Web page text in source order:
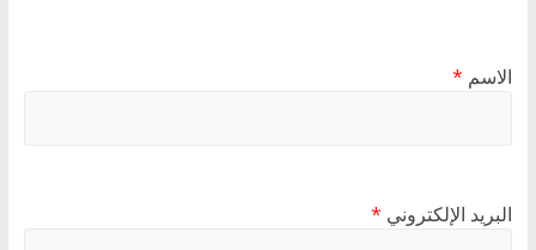
الاسم *
البريد الإلكتروني *